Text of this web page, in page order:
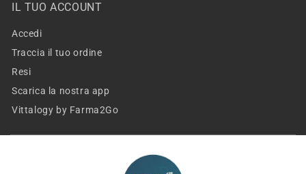
IL TUO ACCOUNT
Accedi
Traccia il tuo ordine
Resi
Scarica la nostra app
Vittalogy by Farma2Go